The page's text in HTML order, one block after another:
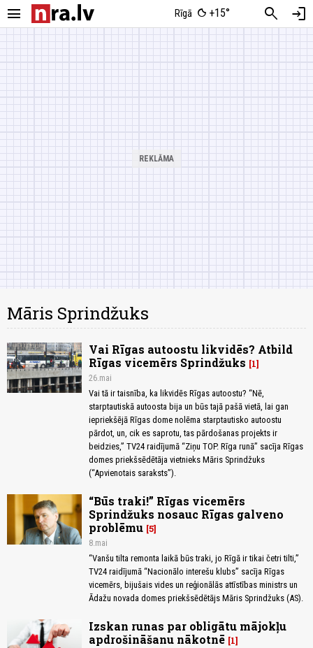
menu Rīgā +15° search login
Māris Sprindžuks
Vai Rīgas autoostu likvidēs? Atbild
Rīgas vicemērs Sprindžuks
1
26.mai
Vai tā ir taisnība, ka likvidēs Rīgas autoostu? “Nē,
starptautiskā autoosta bija un būs tajā pašā vietā, lai gan
iepriekšējā Rīgas dome nolēma starptautisko autoostu
pārdot, un, cik es saprotu, tas pārdošanas projekts ir
beidzies,” TV24 raidījumā “Ziņu TOP. Rīga runā” sacīja Rīgas
domes priekšsēdētāja vietnieks Māris Sprindžuks
(“Apvienotais saraksts”).
“Būs traki!” Rīgas vicemērs
Sprindžuks nosauc Rīgas galveno
problēmu 5
8.mai
“Vanšu tilta remonta laikā būs traki, jo Rīgā ir tikai četri tilti,”
TV24 raidījumā “Nacionālo interešu klubs” sacīja Rīgas
vicemērs, bijušais vides un reģionālās attīstības ministrs un
Ādažu novada domes priekšsēdētājs Māris Sprindžuks (AS).
Izskan runas par obligātu mājokļu
apdrošināšanu nākotnē 1